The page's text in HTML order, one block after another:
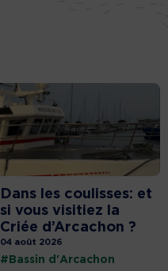
Dans les coulisses: et
si vous visitiez la
Criée d’Arcachon ?
04 août 2026
#Bassin d'Arcachon